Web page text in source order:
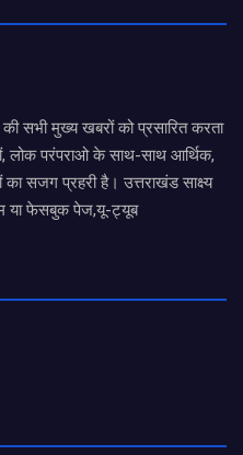
सभी मुख्य खबरों को प्रसारित करता
लोक परंपराओ के साथ-साथ आर्थिक,
का सजग प्रहरी है। उत्तराखंड साक्ष्य
या फेसबुक पेज,यू-ट्यूब